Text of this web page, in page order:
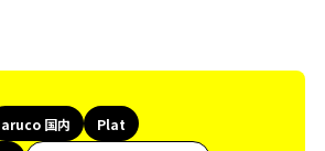
aruco 国内
Plat